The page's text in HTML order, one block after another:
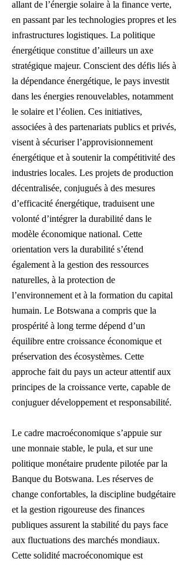
allant de l’énergie solaire à la finance verte,
en passant par les technologies propres et les
infrastructures logistiques. La politique
énergétique constitue d’ailleurs un axe
stratégique majeur. Conscient des défis liés à
la dépendance énergétique, le pays investit
dans les énergies renouvelables, notamment
le solaire et l’éolien. Ces initiatives,
associées à des partenariats publics et privés,
visent à sécuriser l’approvisionnement
énergétique et à soutenir la compétitivité des
industries locales. Les projets de production
décentralisée, conjugués à des mesures
d’efficacité énergétique, traduisent une
volonté d’intégrer la durabilité dans le
modèle économique national. Cette
orientation vers la durabilité s’étend
également à la gestion des ressources
naturelles, à la protection de
l’environnement et à la formation du capital
humain. Le Botswana a compris que la
prospérité à long terme dépend d’un
équilibre entre croissance économique et
préservation des écosystèmes. Cette
approche fait du pays un acteur attentif aux
principes de la croissance verte, capable de
conjuguer développement et responsabilité.
Le cadre macroéconomique s’appuie sur
une monnaie stable, le pula, et sur une
politique monétaire prudente pilotée par la
Banque du Botswana. Les réserves de
change confortables, la discipline budgétaire
et la gestion rigoureuse des finances
publiques assurent la stabilité du pays face
aux fluctuations des marchés mondiaux.
Cette solidité macroéconomique est